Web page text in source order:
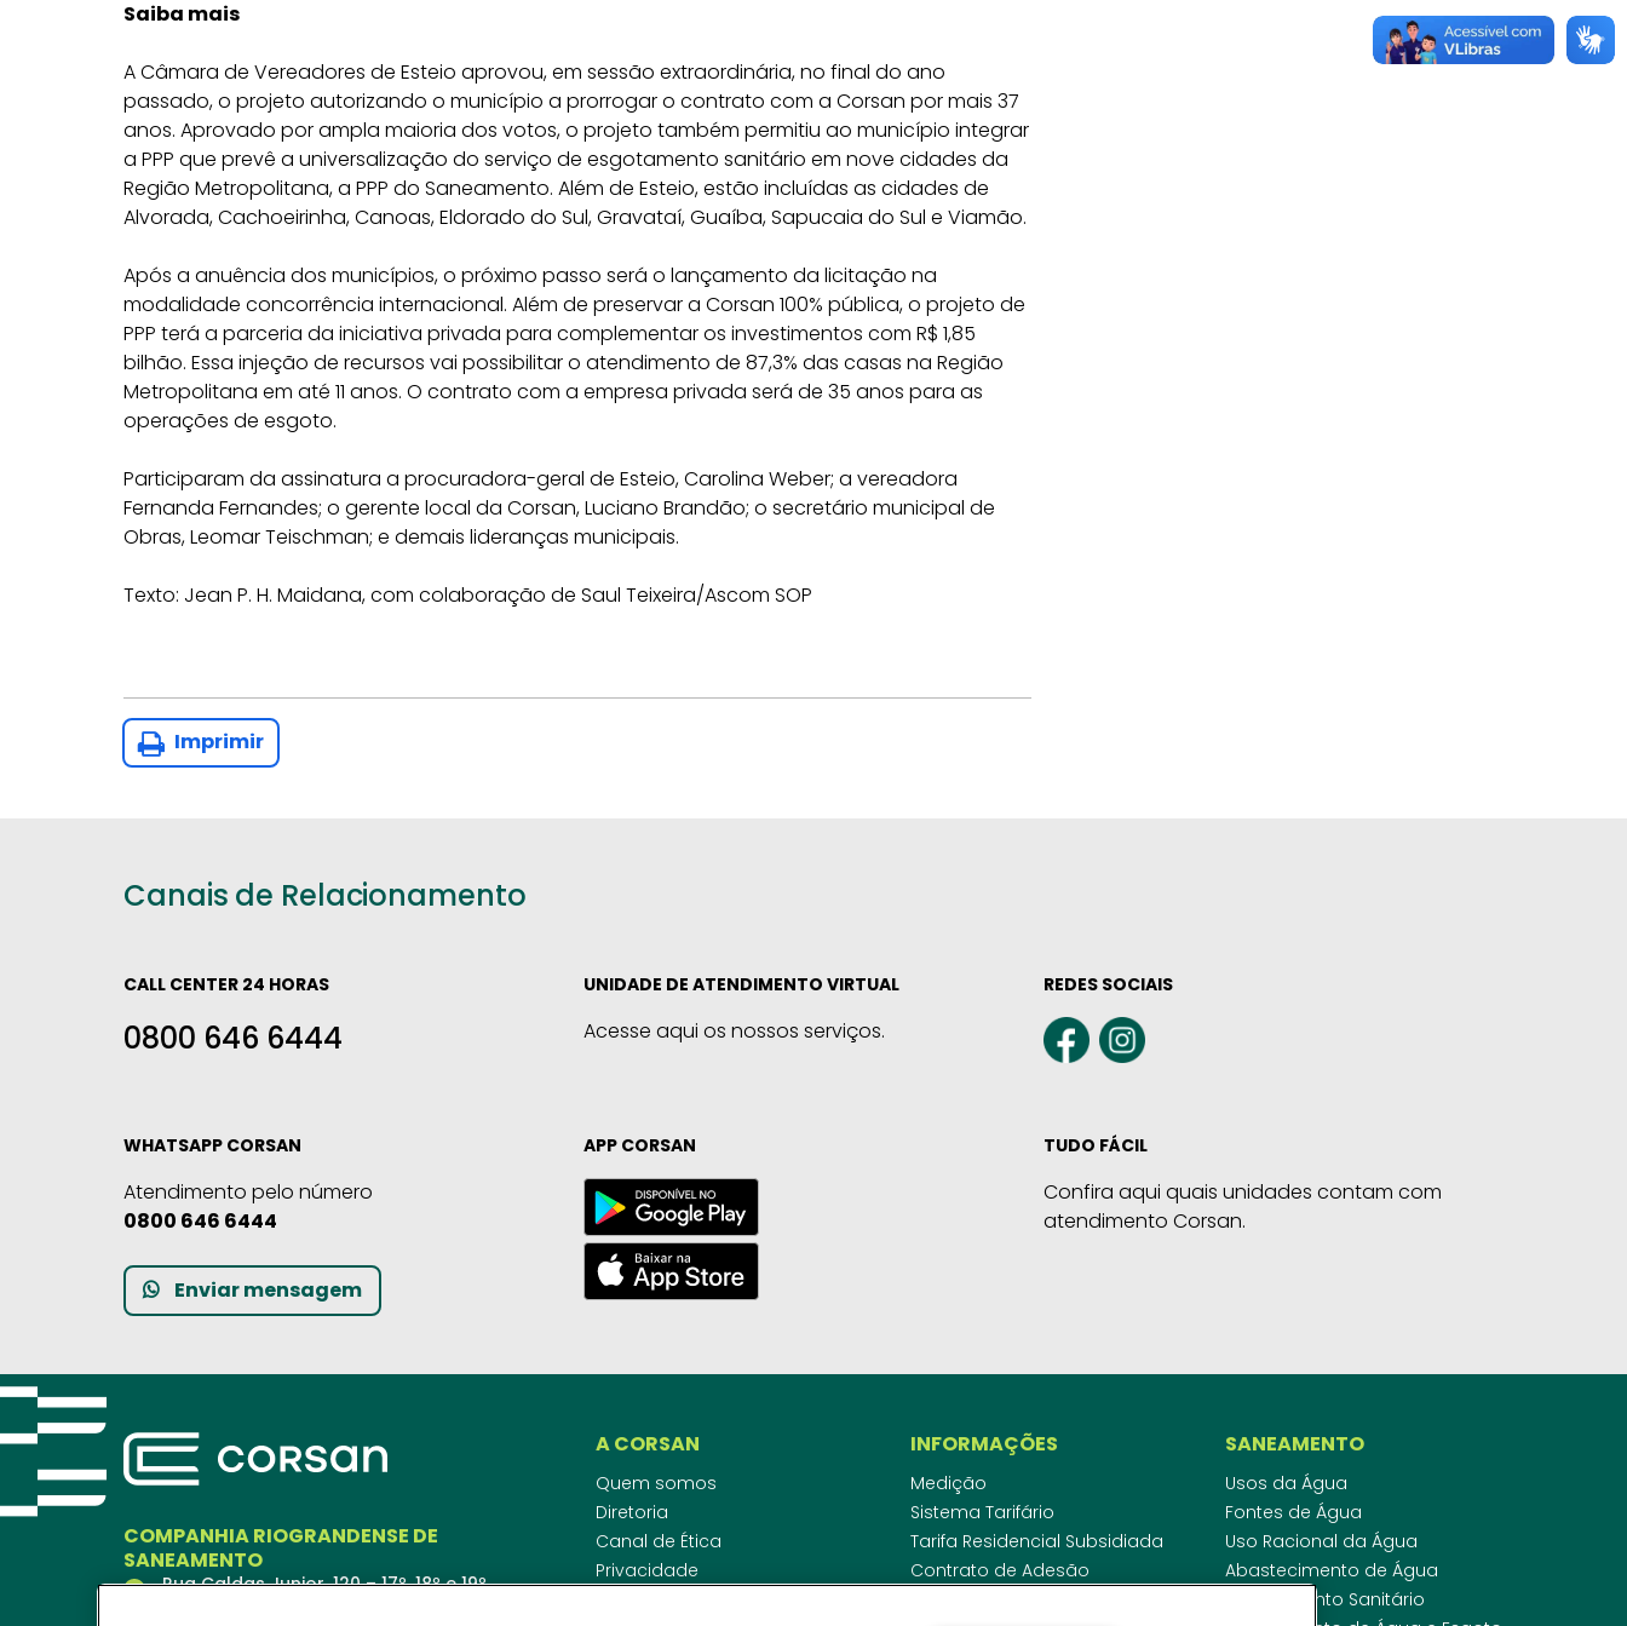
Saiba mais
A Câmara de Vereadores de Esteio aprovou, em sessão extraordinária, no final do ano
passado, o projeto autorizando o município a prorrogar o contrato com a Corsan por mais 37
anos. Aprovado por ampla maioria dos votos, o projeto também permitiu ao município integrar
a PPP que prevê a universalização do serviço de esgotamento sanitário em nove cidades da
Região Metropolitana, a PPP do Saneamento. Além de Esteio, estão incluídas as cidades de
Alvorada, Cachoeirinha, Canoas, Eldorado do Sul, Gravataí, Guaíba, Sapucaia do Sul e Viamão.
Após a anuência dos municípios, o próximo passo será o lançamento da licitação na
modalidade concorrência internacional. Além de preservar a Corsan 100% pública, o projeto de
PPP terá a parceria da iniciativa privada para complementar os investimentos com R$ 1,85
bilhão. Essa injeção de recursos vai possibilitar o atendimento de 87,3% das casas na Região
Metropolitana em até 11 anos. O contrato com a empresa privada será de 35 anos para as
operações de esgoto.
Participaram da assinatura a procuradora-geral de Esteio, Carolina Weber; a vereadora
Fernanda Fernandes; o gerente local da Corsan, Luciano Brandão; o secretário municipal de
Obras, Leomar Teischman; e demais lideranças municipais.
Texto: Jean P. H. Maidana, com colaboração de Saul Teixeira/Ascom SOP
Imprimir
Canais de Relacionamento
CALL CENTER 24 HORAS
0800 646 6444
UNIDADE DE ATENDIMENTO VIRTUAL
Acesse aqui os nossos serviços.
REDES SOCIAIS
WHATSAPP CORSAN
Atendimento pelo número
0800 646 6444
Enviar mensagem
APP CORSAN TUDO FÁCIL
Confira aqui quais unidades contam com
atendimento Corsan.
COMPANHIA RIOGRANDENSE DE
SANEAMENTO
Rua Caldas Junior, 120 – 17º, 18º e 19º
A CORSAN
Quem somos
Diretoria
Canal de Ética
Privacidade
INFORMAÇÕES
Medição
Sistema Tarifário
Tarifa Residencial Subsidiada
Contrato de Adesão
SANEAMENTO
Usos da Água
Fontes de Água
Uso Racional da Água
Abastecimento de Água
Esgotamento Sanitário